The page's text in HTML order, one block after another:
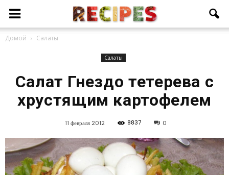
Домой Салаты
Салаты
Салат Гнездо тетерева с
хрустящим картофелем
11 февраля 2012 8837 0